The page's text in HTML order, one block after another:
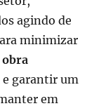
agindo de
minimizar
obra
e garantir um
em